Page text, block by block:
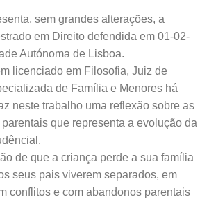
sem grandes alterações, a
em Direito defendida em 01-02-
Autónoma de Lisboa.
licenciado em Filosofia, Juiz de
de Família e Menores há
neste trabalho uma reflexão sobre as
que representa a evolução da
de que a criança perde a sua família
seus pais viverem separados, em
conflitos e com abandonos parentais